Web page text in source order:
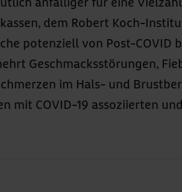
dem Robert Koch-
potenziell von Post-COVID
Geschmacksstörungen,
im Hals- und
mit COVID-19 assoziierten